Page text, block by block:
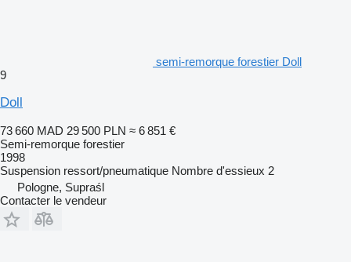
semi-remorque forestier Doll
9
Doll
73 660 MAD 29 500 PLN ≈ 6 851 €
Semi-remorque forestier
1998
Suspension ressort/pneumatique Nombre d'essieux 2
Pologne, Supraśl
Contacter le vendeur